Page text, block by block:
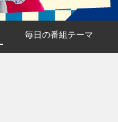
毎日の番組テーマ